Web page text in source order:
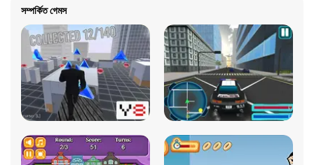
সম্পর্কিত গেমস